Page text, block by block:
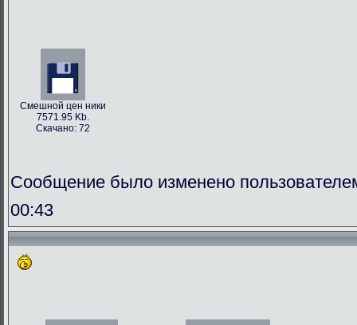
Смешной цен ники
7571.95 Kb.
Скачано: 72
Сообщение было изменено
00:43